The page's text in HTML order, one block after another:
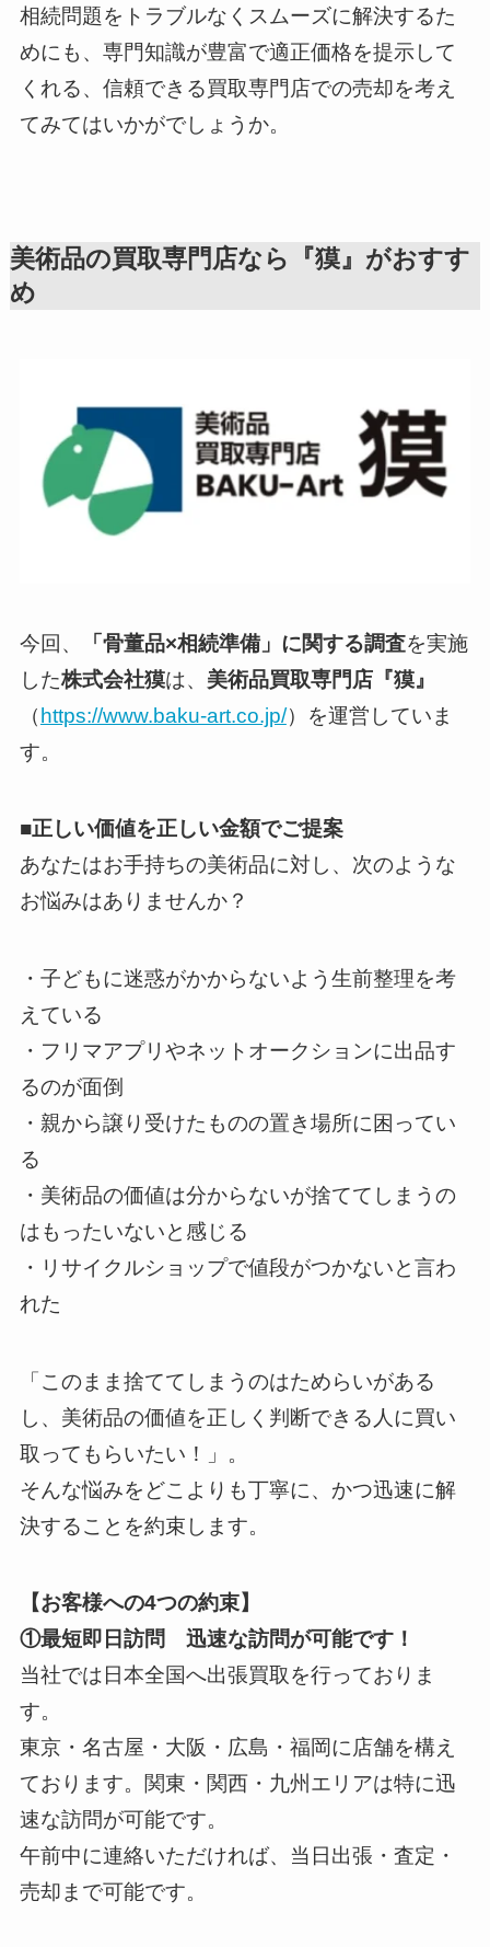
相続問題をトラブルなくスムーズに解決するた
めにも、専門知識が豊富で適正価格を提示して
くれる、信頼できる買取専門店での売却を考え
てみてはいかがでしょうか。
美術品の買取専門店なら『獏』がおすす
め
今回、 「骨董品×相続準備」に関する調査を実施
した株式会社獏は、 美術品買取専門店『獏』
（https://www.baku-art.co.jp/）を運営していま
す。
■正しい価値を正しい金額でご提案
あなたはお手持ちの美術品に対し、次のような
お悩みはありませんか？
・子どもに迷惑がかからないよう生前整理を考
えている
・フリマアプリやネットオークションに出品す
るのが面倒
・親から譲り受けたものの置き場所に困ってい
る
・美術品の価値は分からないが捨ててしまうの
はもったいないと感じる
・リサイクルショップで値段がつかないと言わ
れた
「このまま捨ててしまうのはためらいがある
し、美術品の価値を正しく判断できる人に買い
取ってもらいたい！」。
そんな悩みをどこよりも丁寧に、かつ迅速に解
決することを約束します。
【お客様への4つの約束】
①最短即日訪問 迅速な訪問が可能です！
当社では日本全国へ出張買取を行っておりま
す。
東京・名古屋・大阪・広島・福岡に店舗を構え
ております。関東・関西・九州エリアは特に迅
速な訪問が可能です。
午前中に連絡いただければ、当日出張・査定・
売却まで可能です。